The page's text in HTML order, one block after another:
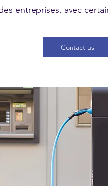
entreprises, avec
Contact us